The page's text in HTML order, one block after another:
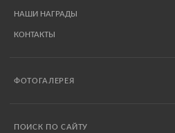
НАШИ НАГРАДЫ
КОНТАКТЫ
ФОТОГАЛЕРЕЯ
ПОИСК ПО САЙТУ